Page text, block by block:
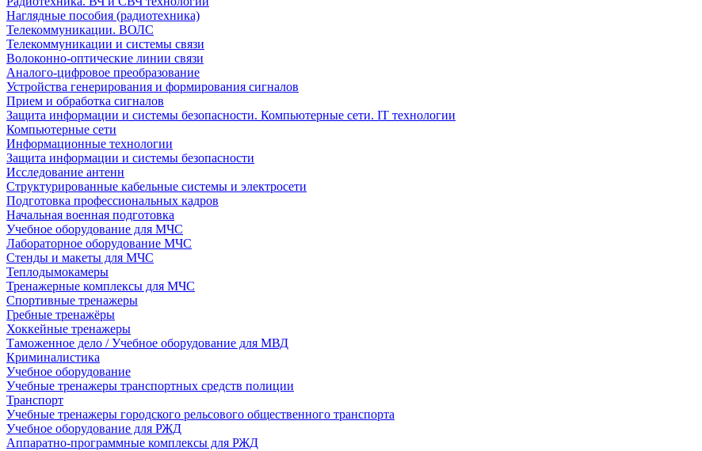
Наглядные пособия (радиотехника)
Телекоммуникации. ВОЛС
Телекоммуникации и системы связи
Волоконно-оптические линии связи
Аналого-цифровое преобразование
Устройства генерирования и формирования сигналов
Прием и обработка сигналов
Защита информации и системы безопасности. Компьютерные сети. IT технологии
Компьютерные сети
Информационные технологии
Защита информации и системы безопасности
Исследование антенн
Структурированные кабельные системы и электросети
Подготовка профессиональных кадров
Начальная военная подготовка
Учебное оборудование для МЧС
Лабораторное оборудование МЧС
Стенды и макеты для МЧС
Теплодымокамеры
Тренажерные комплексы для МЧС
Спортивные тренажеры
Гребные тренажёры
Хоккейные тренажеры
Таможенное дело / Учебное оборудование для МВД
Криминалистика
Учебное оборудование
Учебные тренажеры транспортных средств полиции
Транспорт
Учебные тренажеры городского рельсового общественного транспорта
Учебное оборудование для РЖД
Аппаратно-программные комплексы для РЖД